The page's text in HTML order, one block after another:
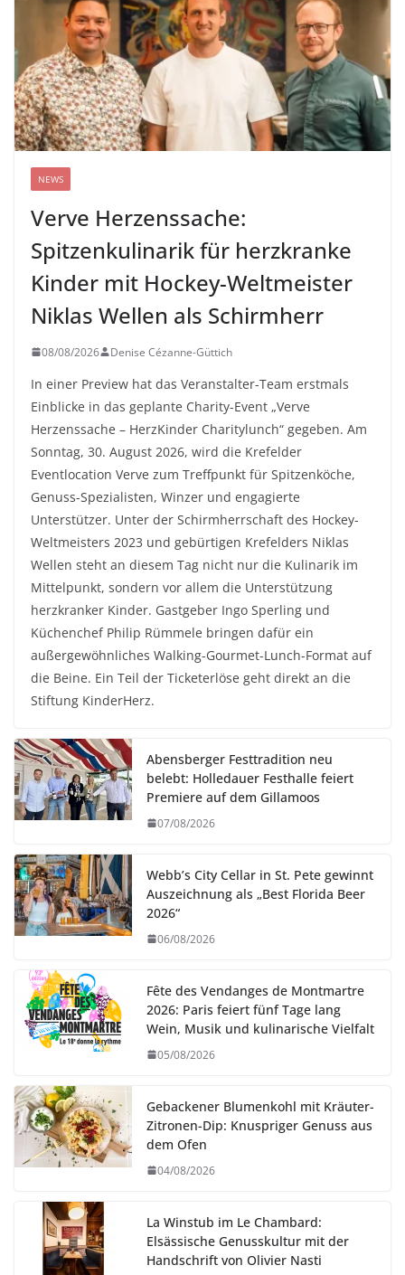
NEWS
Verve Herzenssache:
Spitzenkulinarik für herzkranke
Kinder mit Hockey-Weltmeister
Niklas Wellen als Schirmherr
08/08/2026 Denise Cézanne-Güttich
In einer Preview hat das Veranstalter-Team erstmals
Einblicke in das geplante Charity-Event „Verve
Herzenssache – HerzKinder Charitylunch“ gegeben. Am
Sonntag, 30. August 2026, wird die Krefelder
Eventlocation Verve zum Treffpunkt für Spitzenköche,
Genuss-Spezialisten, Winzer und engagierte
Unterstützer. Unter der Schirmherrschaft des Hockey-
Weltmeisters 2023 und gebürtigen Krefelders Niklas
Wellen steht an diesem Tag nicht nur die Kulinarik im
Mittelpunkt, sondern vor allem die Unterstützung
herzkranker Kinder. Gastgeber Ingo Sperling und
Küchenchef Philip Rümmele bringen dafür ein
außergewöhnliches Walking-Gourmet-Lunch-Format auf
die Beine. Ein Teil der Ticketerlöse geht direkt an die
Stiftung KinderHerz.
Abensberger Festtradition neu
belebt: Holledauer Festhalle feiert
Premiere auf dem Gillamoos
07/08/2026
Webb’s City Cellar in St. Pete gewinnt
Auszeichnung als „Best Florida Beer
2026“
06/08/2026
Fête des Vendanges de Montmartre
2026: Paris feiert fünf Tage lang
Wein, Musik und kulinarische Vielfalt
05/08/2026
Gebackener Blumenkohl mit Kräuter-
Zitronen-Dip: Knuspriger Genuss aus
dem Ofen
04/08/2026
La Winstub im Le Chambard:
Elsässische Genusskultur mit der
Handschrift von Olivier Nasti